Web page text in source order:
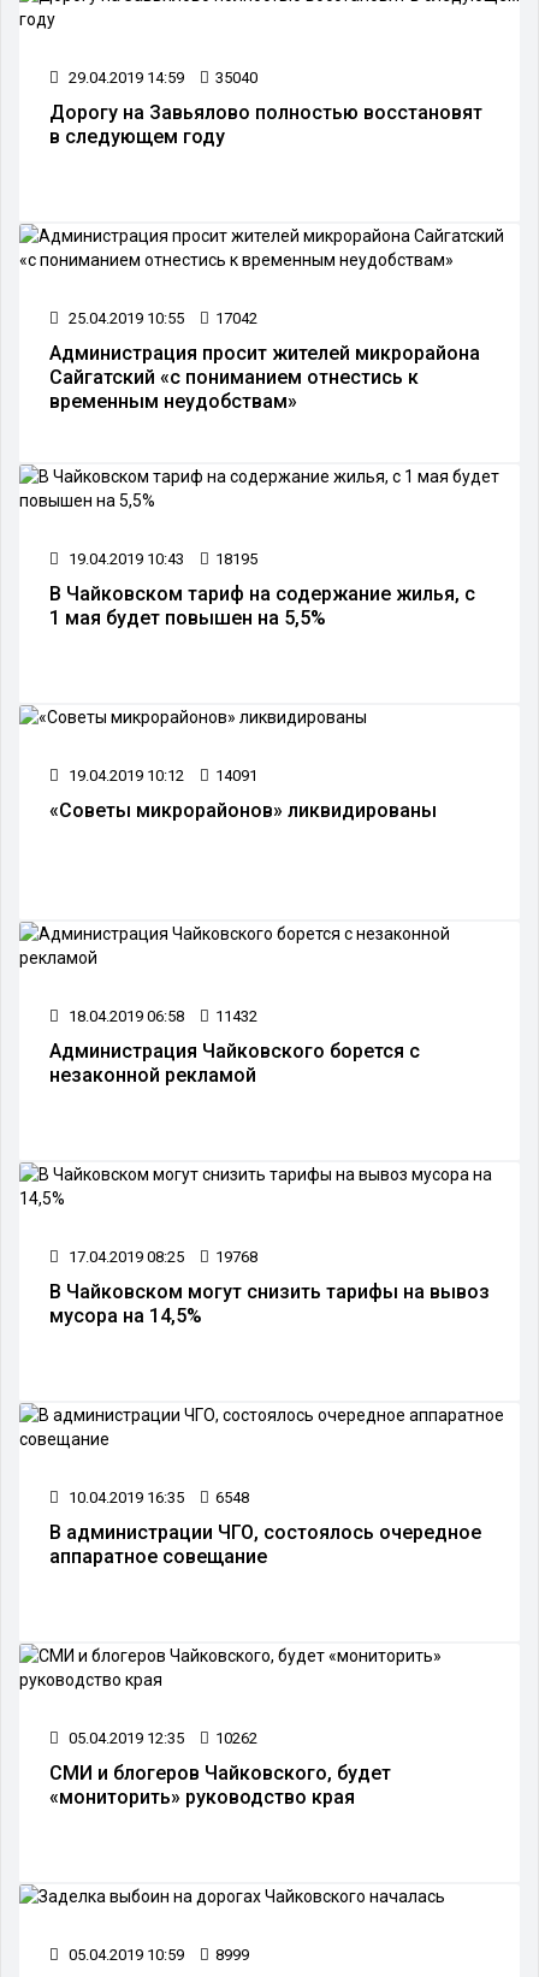
29.04.2019 14:59 35040
Дорогу на Завьялово полностью восстановят
в следующем году
25.04.2019 10:55 17042
Администрация просит жителей микрорайона
Сайгатский «с пониманием отнестись к
временным неудобствам»
19.04.2019 10:43 18195
В Чайковском тариф на содержание жилья, с
1 мая будет повышен на 5,5%
19.04.2019 10:12 14091
«Советы микрорайонов» ликвидированы
18.04.2019 06:58 11432
Администрация Чайковского борется с
незаконной рекламой
17.04.2019 08:25 19768
В Чайковском могут снизить тарифы на вывоз
мусора на 14,5%
10.04.2019 16:35 6548
В администрации ЧГО, состоялось очередное
аппаратное совещание
05.04.2019 12:35 10262
СМИ и блогеров Чайковского, будет
«мониторить» руководство края
05.04.2019 10:59 8999